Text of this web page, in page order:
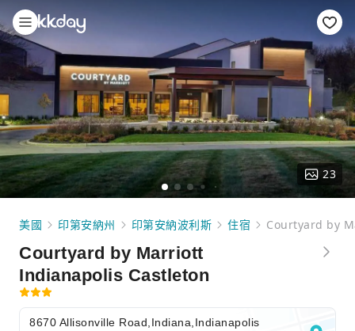
23
美國 印第安納州 印第安納波利斯 住宿 Courtyard by
Courtyard by Marriott
Indianapolis Castleton
8670 Allisonville Road,Indiana,Indianapolis